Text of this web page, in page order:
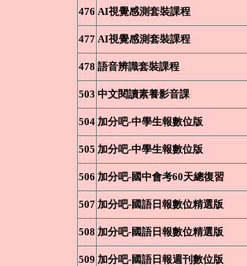
476 AI視覺感測套裝課程
477 AI視覺感測套裝課程
478 語音辨識套裝課程
503 中文閱讀素養影音課
504 加分吧-中學生報數位版
505 加分吧-中學生報數位版
506 加分吧-國中會考60天總復習
507 加分吧-國語日報數位精選版
508 加分吧-國語日報數位精選版
509 加分吧-國語日報週刊數位版